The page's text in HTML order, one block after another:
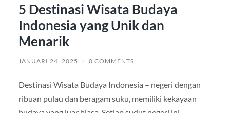
5 Destinasi Wisata Budaya
Indonesia yang Unik dan
Menarik
JANUARI 24, 2025 / 0 COMMENTS
Destinasi Wisata Budaya Indonesia – negeri dengan
ribuan pulau dan beragam suku, memiliki kekayaan